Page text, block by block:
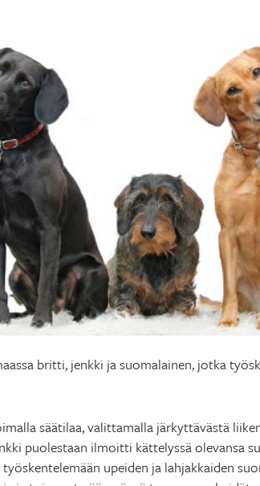
britti, jenkki ja suomalainen, jotka
säätilaa, valittamalla järkyttävästä
puolestaan ilmoitti kättelyssä olevansa
upeiden ja lahjakkaiden